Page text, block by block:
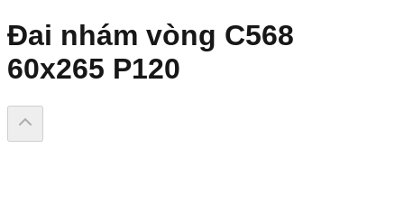
Đai nhám vòng C568
60x265 P120